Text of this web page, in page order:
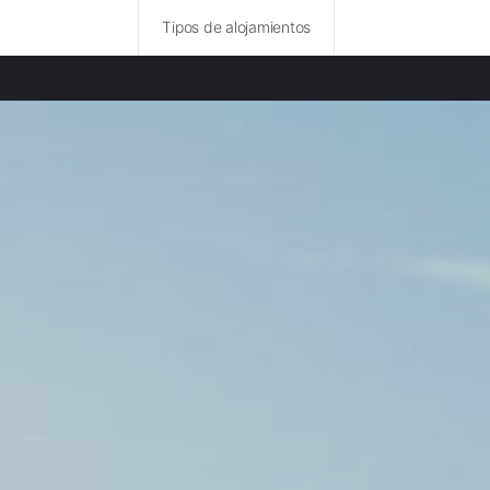
Tipos de alojamientos